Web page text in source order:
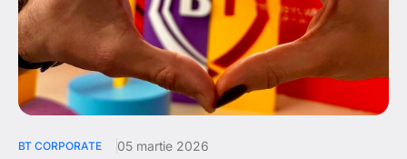
BT CORPORATE 05 martie 2026